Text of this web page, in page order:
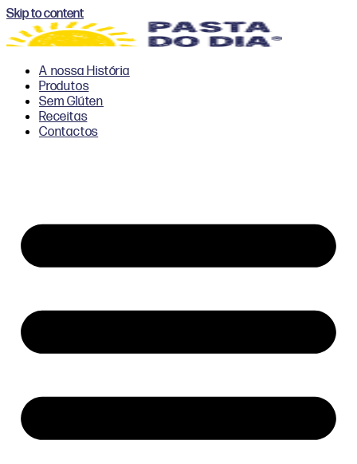
Skip to content
A nossa História
Produtos
Sem Glúten
Receitas
Contactos